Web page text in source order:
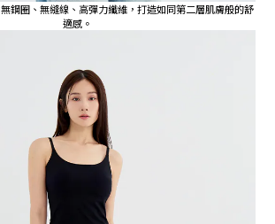
無鋼圈、無縫線、高彈力纖維，打造如同第二層肌膚般的舒
適感。